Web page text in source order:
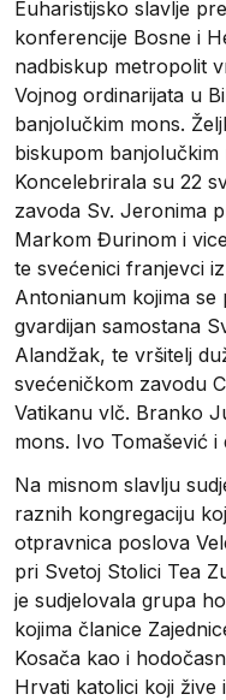
Euharistijsko slavlje
konferencije Bosne i
nadbiskup metropolit
Vojnog ordinarijata u
banjolučkim mons.
biskupom
Koncelebrirala su 22
zavoda Sv. Jeronima
Markom Đurinom i
te svećenici franjevci
Antonianum kojima
gvardijan samostana
Alandžak, te vršitelj
svećeničkom zavodu
Vatikanu vlč. Branko
mons. Ivo Tomašević i
Na misnom slavlju
raznih kongregaciju
otpravnica poslova
pri Svetoj Stolici Tea
je sudjelovala grupa
kojima članice
Kosača kao i
Hrvati katolici koji žive